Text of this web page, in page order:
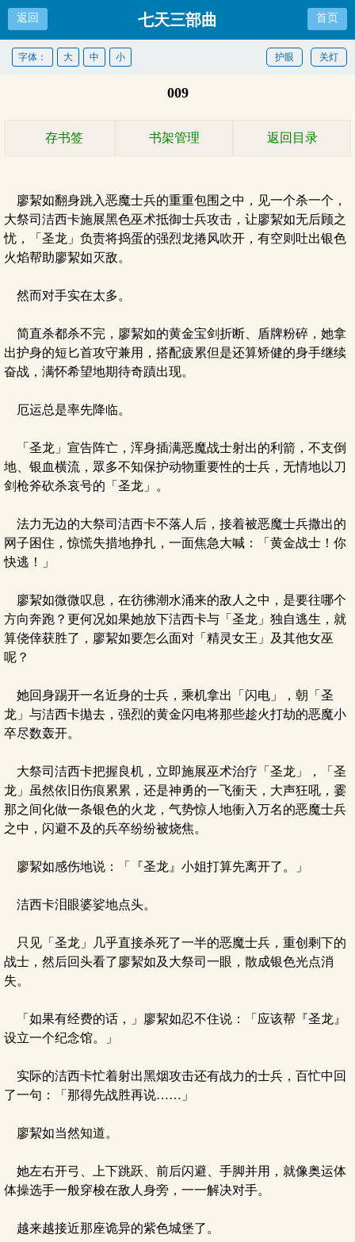
返回 七天三部曲 首页
关灯
护眼
字体： 大 中 小
009
存书签 书架管理 返回目录
廖絜如翻身跳入恶魔士兵的重重包围之中，见一个杀一个，
大祭司洁西卡施展黑色巫术抵御士兵攻击，让廖絜如无后顾之
忧，「圣龙」负责将捣蛋的强烈龙捲风吹开，有空则吐出银色
火焰帮助廖絜如灭敌。
然而对手实在太多。
简直杀都杀不完，廖絜如的黄金宝剑折断、盾牌粉碎，她拿
出护身的短匕首攻守兼用，搭配疲累但是还算矫健的身手继续
奋战，满怀希望地期待奇蹟出现。
厄运总是率先降临。
「圣龙」宣告阵亡，浑身插满恶魔战士射出的利箭，不支倒
地、银血横流，眾多不知保护动物重要性的士兵，无情地以刀
剑枪斧砍杀哀号的「圣龙」。
法力无边的大祭司洁西卡不落人后，接着被恶魔士兵撒出的
网子困住，惊慌失措地挣扎，一面焦急大喊：「黄金战士！你
快逃！」
廖絜如微微叹息，在彷彿潮水涌来的敌人之中，是要往哪个
方向奔跑？更何况如果她放下洁西卡与「圣龙」独自逃生，就
算侥倖获胜了，廖絜如要怎么面对「精灵女王」及其他女巫
呢？
她回身踢开一名近身的士兵，乘机拿出「闪电」，朝「圣
龙」与洁西卡拋去，强烈的黄金闪电将那些趁火打劫的恶魔小
卒尽数轰开。
大祭司洁西卡把握良机，立即施展巫术治疗「圣龙」，「圣
龙」虽然依旧伤痕累累，还是神勇的一飞衝天，大声狂吼，霎
那之间化做一条银色的火龙，气势惊人地衝入万名的恶魔士兵
之中，闪避不及的兵卒纷纷被烧焦。
廖絜如感伤地说：「『圣龙』小姐打算先离开了。」
洁西卡泪眼婆娑地点头。
只见「圣龙」几乎直接杀死了一半的恶魔士兵，重创剩下的
战士，然后回头看了廖絜如及大祭司一眼，散成银色光点消
失。
「如果有经费的话，」廖絜如忍不住说：「应该帮『圣龙』
设立一个纪念馆。」
实际的洁西卡忙着射出黑烟攻击还有战力的士兵，百忙中回
了一句：「那得先战胜再说……」
廖絜如当然知道。
她左右开弓、上下跳跃、前后闪避、手脚并用，就像奥运体
体操选手一般穿梭在敌人身旁，一一解决对手。
越来越接近那座诡异的紫色城堡了。